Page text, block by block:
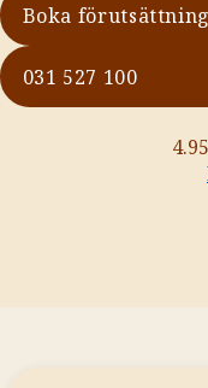
Boka
031 527 100
4.95